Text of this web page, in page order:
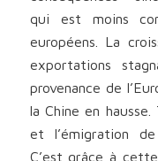
qui est moins
européens. La
exportations
provenance de
la Chine en
et l’émigration
C’est grâce à